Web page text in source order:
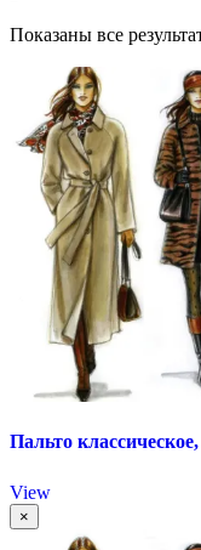
Показаны все
Пальто
View
×